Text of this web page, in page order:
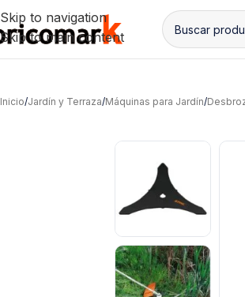
Skip to navigation
Skip to main content
Inicio/Jardín y Terraza/Máquinas para Jardín/